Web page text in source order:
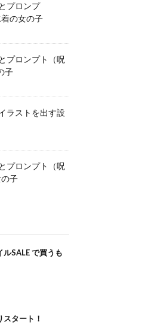
プロンプ
の女の子
プロンプト（呪
子
ラストを出す設
プロンプト（呪
子
SALE で買うも
タート！